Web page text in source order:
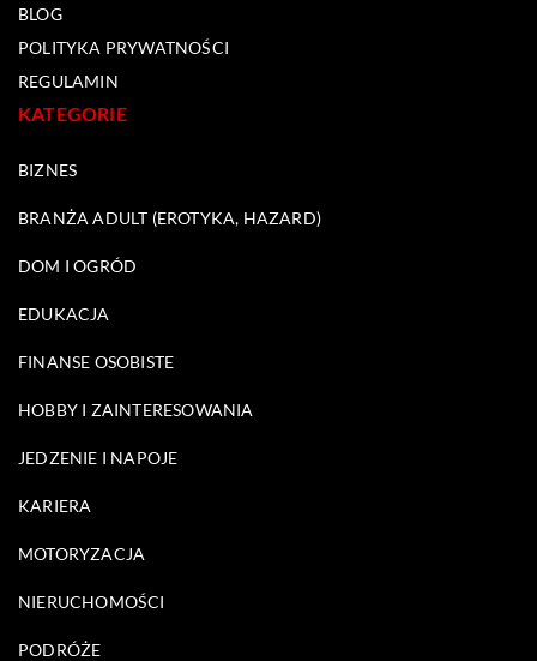
BLOG
POLITYKA PRYWATNOŚCI
REGULAMIN
KATEGORIE
BIZNES
BRANŻA ADULT (EROTYKA, HAZARD)
DOM I OGRÓD
EDUKACJA
FINANSE OSOBISTE
HOBBY I ZAINTERESOWANIA
JEDZENIE I NAPOJE
KARIERA
MOTORYZACJA
NIERUCHOMOŚCI
PODRÓŻE